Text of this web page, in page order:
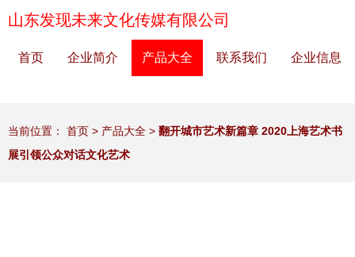
山东发现未来文化传媒有限公司
首页 企业简介 产品大全 联系我们 企业信息
当前位置： 首页 > 产品大全 > 翻开城市艺术新篇章 2020上海艺术书
展引领公众对话文化艺术